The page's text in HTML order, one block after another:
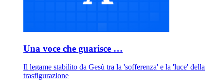
Una voce che guarisce …
Il legame stabilito da Gesù tra la 'sofferenza' e la 'luce' della
trasfigurazione